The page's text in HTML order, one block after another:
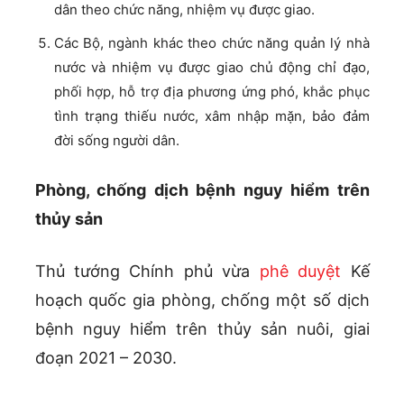
dân theo chức năng, nhiệm vụ được giao.
Các Bộ, ngành khác theo chức năng quản lý nhà
nước và nhiệm vụ được giao chủ động chỉ đạo,
phối hợp, hỗ trợ địa phương ứng phó, khắc phục
tình trạng thiếu nước, xâm nhập mặn, bảo đảm
đời sống người dân.
Phòng, chống dịch bệnh nguy hiểm trên
thủy sản
Thủ tướng Chính phủ vừa phê duyệt Kế
hoạch quốc gia phòng, chống một số dịch
bệnh nguy hiểm trên thủy sản nuôi, giai
đoạn 2021 – 2030.